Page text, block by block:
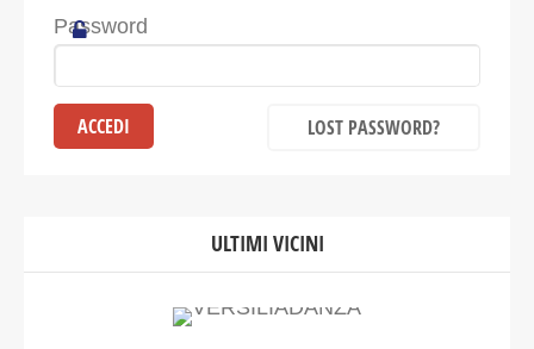
Password
LOST PASSWORD?
ULTIMI VICINI